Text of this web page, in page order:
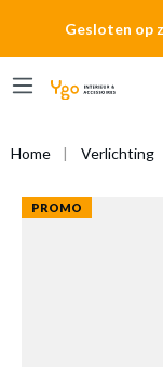
Gesloten op
Home Verlichting
PROMO